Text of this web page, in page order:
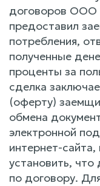
договоров
предоставил
потребления,
полученные
проценты за
сделка
(оферту)
обмена
электронной
интернет-
установить,
по договору.